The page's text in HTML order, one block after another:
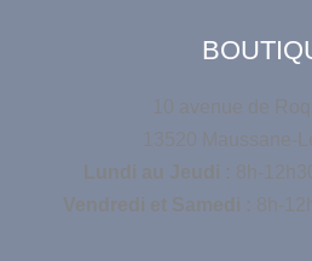
10 avenue de
13520 Maussane-
Lundi au Jeudi : 8h-
Vendredi et Samedi : 8h-